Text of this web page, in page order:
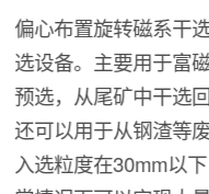
偏心布置旋转磁系干
选设备。主要用于富
预选，从尾矿中干选
还可以用于从钢渣等
入选粒度在30mm以